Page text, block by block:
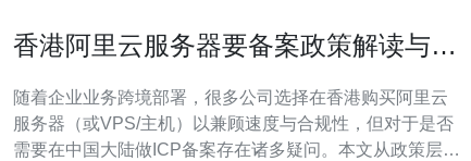
香港阿里云服务器要备案政策解读与企
随着企业业务跨境部署，很多公司选择在香港购买阿里云
服务器（或VPS/主机）以兼顾速度与合规性，但对于是否
需要在中国大陆做ICP备案存在诸多疑问。本文从政策层面